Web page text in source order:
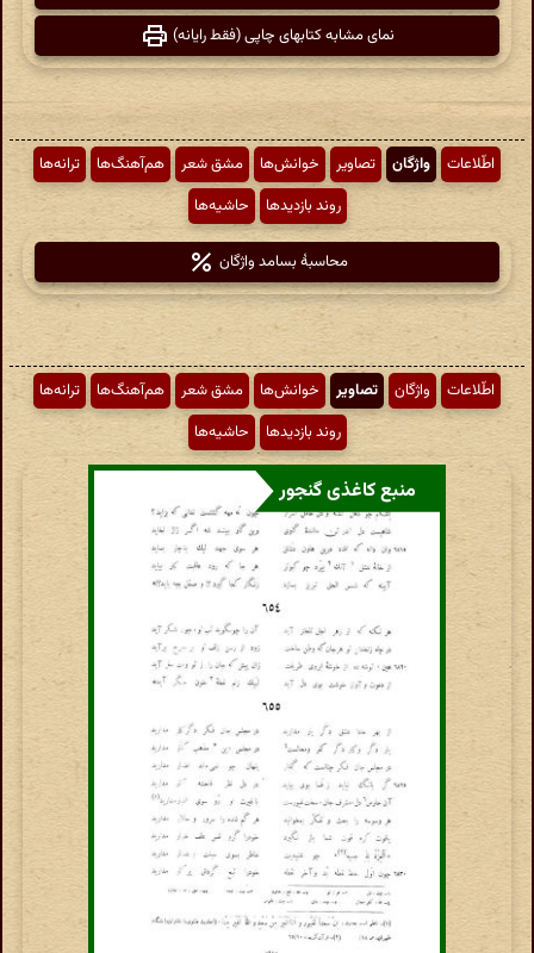
نمای مشابه کتابهای چاپی (فقط رایانه)
اطّلاعات واژگان تصاویر خوانش‌ها مشق شعر هم‌آهنگ‌ها
ترانه‌ها
روند بازدیدها
حاشیه‌ها
محاسبهٔ بسامد واژگان
اطّلاعات واژگان تصاویر خوانش‌ها مشق شعر هم‌آهنگ‌ها
ترانه‌ها
روند بازدیدها
حاشیه‌ها
منبع کاغذی گنجور